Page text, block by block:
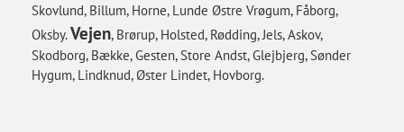
Skovlund, Billum, Horne, Lunde Østre Vrøgum, Fåborg,
Oksby.Vejen, Brørup, Holsted, Rødding, Jels, Askov,
Skodborg, Bække, Gesten, Store Andst, Glejbjerg, Sønder
Hygum, Lindknud, Øster Lindet, Hovborg.